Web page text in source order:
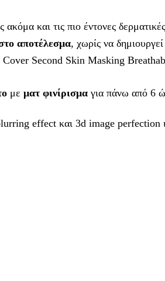
ακόμα και τις πιο έντονες
αποτέλεσμα, χωρίς να
Cover Second Skin Masking
με ματ φινίρισμα για πάνω από 6
effect και 3d image perfection